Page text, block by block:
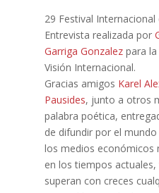
29 Festival
Entrevista realizada por
Garriga Gonzalezpara la
Visión Internacional.
Gracias amigos Karel
Pausides, junto a otros
palabra poética,
de difundir por el
los medios económicos
en los tiempos
superan con creces